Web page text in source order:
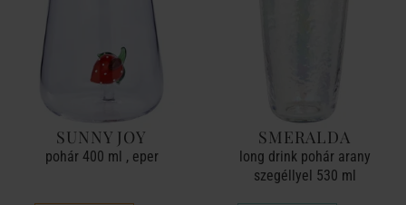
SUNNY JOY
pohár 400 ml , eper
SMERALDA
long drink pohár arany
szegéllyel 530 ml